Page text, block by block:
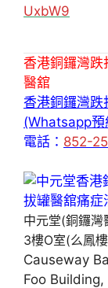
UxbW9
香港銅鑼灣跌
醫舘
香港銅鑼灣跌
(Whatsapp預
電話： 852-
中元堂(銅鑼
3樓O室(么鳳
Causeway
Foo